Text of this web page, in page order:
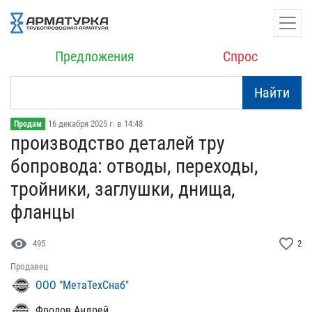
Предложения Спрос
Найти
Продам 16 декабря 2025 г. в 14:48
производство деталей тру​
бопровода: отводы, перех​оды,
тройники, заглушки,​ днища,
фланцы
visibility 495 favorite_border 2
Продавец
ООО "МетаТехСнаб"